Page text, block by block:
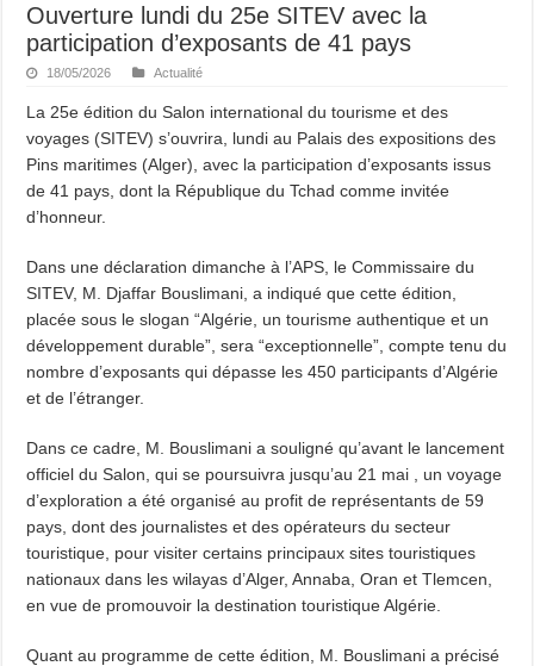
Ouverture lundi du 25e SITEV avec la
participation d’exposants de 41 pays
18/05/2026 Actualité
La 25e édition du Salon international du tourisme et des
voyages (SITEV) s’ouvrira, lundi au Palais des expositions des
Pins maritimes (Alger), avec la participation d’exposants issus
de 41 pays, dont la République du Tchad comme invitée
d’honneur.
Dans une déclaration dimanche à l’APS, le Commissaire du
SITEV, M. Djaffar Bouslimani, a indiqué que cette édition,
placée sous le slogan “Algérie, un tourisme authentique et un
développement durable”, sera “exceptionnelle”, compte tenu du
nombre d’exposants qui dépasse les 450 participants d’Algérie
et de l’étranger.
Dans ce cadre, M. Bouslimani a souligné qu’avant le lancement
officiel du Salon, qui se poursuivra jusqu’au 21 mai , un voyage
d’exploration a été organisé au profit de représentants de 59
pays, dont des journalistes et des opérateurs du secteur
touristique, pour visiter certains principaux sites touristiques
nationaux dans les wilayas d’Alger, Annaba, Oran et Tlemcen,
en vue de promouvoir la destination touristique Algérie.
Quant au programme de cette édition, M. Bouslimani a précisé